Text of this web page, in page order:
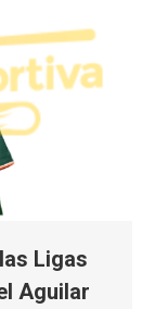
Ligas
Aguilar